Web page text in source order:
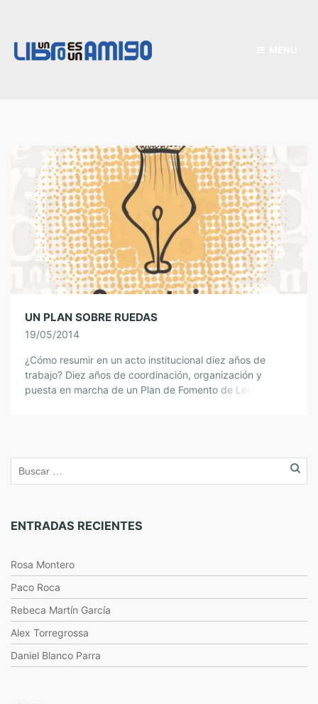
UN PLAN SOBRE RUEDAS
19/05/2014
¿Cómo resumir en un acto institucional diez años de
trabajo? Diez años de coordinación, organización y
puesta en marcha de un Plan de Fomento de Lectura
ENTRADAS RECIENTES
Rosa Montero
Paco Roca
Rebeca Martín García
Alex Torregrossa
Daniel Blanco Parra